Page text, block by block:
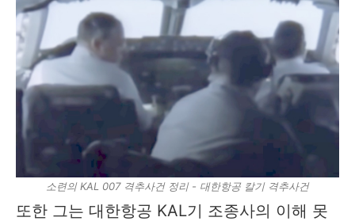
소련의 KAL 007 격추사건 정리 - 대한항공 칼기 격추사건
또한 그는 대한항공 KAL기 조종사의 이해 못